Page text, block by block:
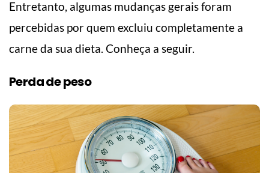
Entretanto, algumas mudanças gerais foram
percebidas por quem excluiu completamente a
carne da sua dieta. Conheça a seguir.
Perda de peso